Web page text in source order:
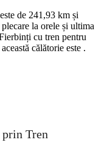
de 241,93 km și
la orele și ultima
cu tren pentru
călătorie este .
Tren